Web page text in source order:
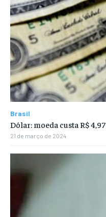
Brasil
Dólar: moeda custa R$ 4,97
21 de março de 2024